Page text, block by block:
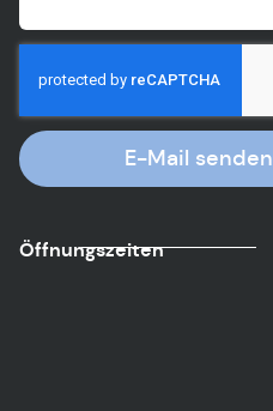
E-Mail senden
Öffnungszeiten